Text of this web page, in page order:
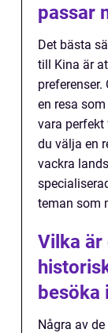
passar
Det bästa
till Kina är
en resa
vara perfekt
du välja en
vackra
teman som
Vilka är
besöka
Några av